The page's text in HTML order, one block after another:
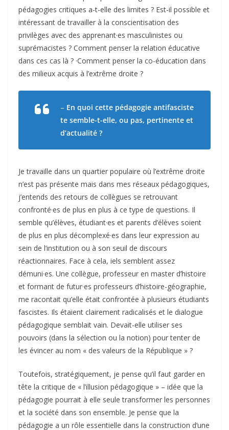
pédagogies critiques a-t-elle des limites ? Est-il possible et
intéressant de travailler à la conscientisation des
privilèges avec des apprenant·es masculinistes ou
suprémacistes ? Comment penser la relation éducative
dans ces cas là ? ·Comment penser la co-éducation dans
des milieux acquis à l’extrême droite ?
– En quoi cette pédagogie antifasciste
te semble-t-elle, ou pas, pertinente et
d’actualité ?
Je travaille dans un quartier populaire où l’extrême droite
n’est pas présente mais dans mes réseaux pédagogiques,
j’entends des retours de collègues se retrouvant
confronté·es de plus en plus à ce type de questions. Il
semble qu’élèves, étudiant·es et parents d’élèves soient
de plus en plus décomplexé·es dans leur expression au
sein de l’institution ou à son seuil de discours
réactionnaires. Face à cela, iels semblent assez
démuni·es. Une collègue, professeur en master d’histoire
et formant de futur·es professeurs d’histoire-géographie,
me racontait qu’elle était confrontée à plusieurs étudiants
fascistes. Ils étaient clairement radicalisés et le dialogue
pédagogique semblait vain. Devait-elle utiliser ses
pouvoirs (dans la sélection ou la notion) pour tenter de
les évincer au nom « des valeurs de la République » ?
Toutefois, stratégiquement, je pense qu’il faut garder en
tête la critique de « l’illusion pédagogique » – idée que la
pédagogie pourrait à elle seule transformer les personnes
et la société dans son ensemble. Je pense que la
pédagogie a un rôle essentielle dans la construction d’une